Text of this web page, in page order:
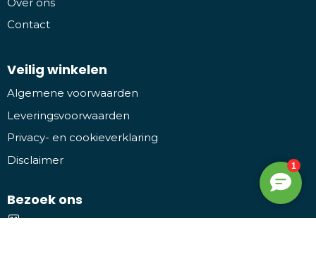
Contact
Veilig winkelen
Algemene voorwaarden
Leveringsvoorwaarden
Privacy- en cookieverklaring
Disclaimer
Bezoek ons
Promothing